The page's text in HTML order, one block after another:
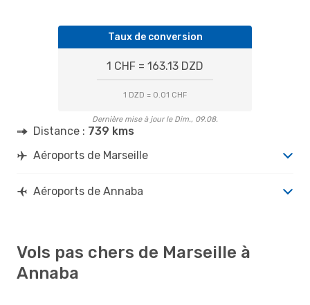
Taux de conversion
1 CHF = 163.13 DZD
1 DZD = 0.01 CHF
Dernière mise à jour le Dim., 09.08.
Distance : 739 kms
Aéroports de Marseille
Aéroports de Annaba
Vols pas chers de Marseille à
Annaba